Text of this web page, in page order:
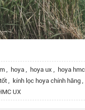
, hoya , hoya ux , hoya hmc
, kính lọc hoya chính hãng ,
UX